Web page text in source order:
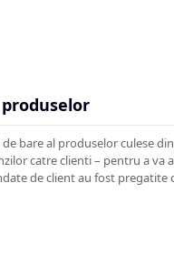
de bare al produselor culese
catre clienti – pentru a va
de client au fost pregatite